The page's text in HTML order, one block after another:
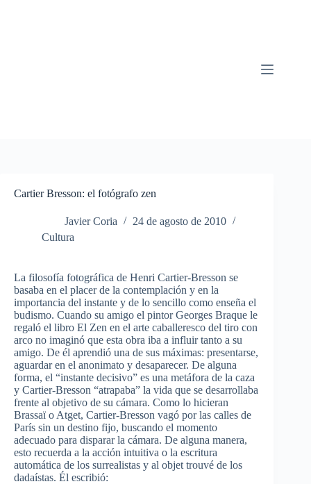
Cartier Bresson: el fotógrafo zen
Javier Coria
24 de agosto de 2010
Cultura
La filosofía fotográfica de Henri Cartier-Bresson se
basaba en el placer de la contemplación y en la
importancia del instante y de lo sencillo como enseña el
budismo. Cuando su amigo el pintor Georges Braque le
regaló el libro El Zen en el arte caballeresco del tiro con
arco no imaginó que esta obra iba a influir tanto a su
amigo. De él aprendió una de sus máximas: presentarse,
aguardar en el anonimato y desaparecer. De alguna
forma, el “instante decisivo” es una metáfora de la caza
y Cartier-Bresson “atrapaba” la vida que se desarrollaba
frente al objetivo de su cámara. Como lo hicieran
Brassaï o Atget, Cartier-Bresson vagó por las calles de
París sin un destino fijo, buscando el momento
adecuado para disparar la cámara. De alguna manera,
esto recuerda a la acción intuitiva o la escritura
automática de los surrealistas y al objet trouvé de los
dadaístas. Él escribió: